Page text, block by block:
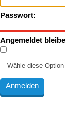
Passwort:
Angemeldet
Wähle diese